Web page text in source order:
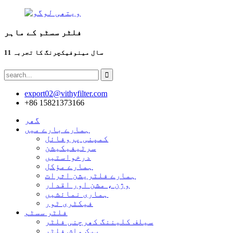
فلٹر سسٹم کے ماہر
11 سال مینوفیکچرنگ کا تجربہ
export02@vithyfilter.com
+86 15821373166
گھر
ہمارے بارے میں
کمپنی پروفائل
سرٹیفیکیشن
درخواستیں
ہمارے مؤکل
ہمارے فلٹریشن اثرات
وژن ، مشن اور اقدار
ہماری نمائشیں
فیکٹری ٹور
فلٹر سسٹم
سیلف کلیننگ کھرچنی فلٹر
بیک واش فلٹر